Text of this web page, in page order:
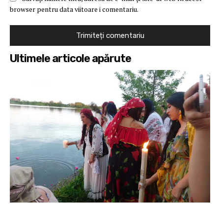
browser pentru data viitoare i comentariu.
Ultimele articole apărute